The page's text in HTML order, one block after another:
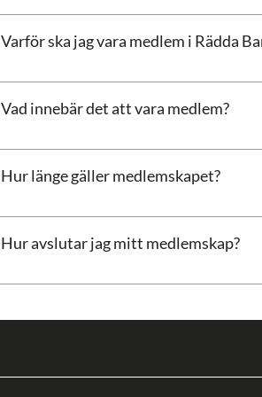
Varför ska jag vara medlem i Rädda
Vad innebär det att vara medlem?
Hur länge gäller medlemskapet?
Hur avslutar jag mitt medlemskap?